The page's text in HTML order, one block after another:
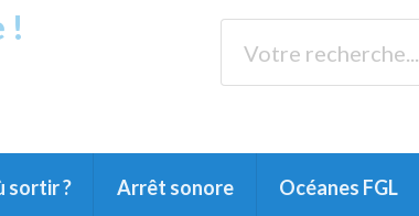
!
sortir ? Arrêt sonore Océanes FGL